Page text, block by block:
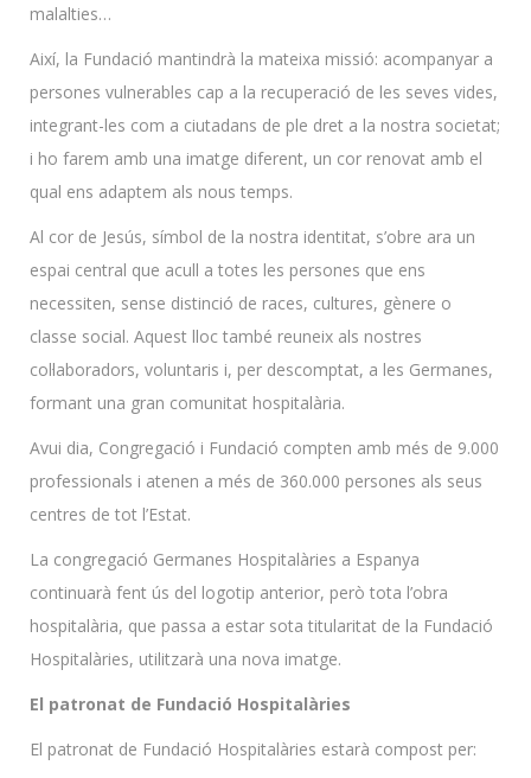
malalties…
Així, la Fundació mantindrà la mateixa missió: acompanyar a
persones vulnerables cap a la recuperació de les seves vides,
integrant-les com a ciutadans de ple dret a la nostra societat;
i ho farem amb una imatge diferent, un cor renovat amb el
qual ens adaptem als nous temps.
Al cor de Jesús, símbol de la nostra identitat, s’obre ara un
espai central que acull a totes les persones que ens
necessiten, sense distinció de races, cultures, gènere o
classe social. Aquest lloc també reuneix als nostres
col·laboradors, voluntaris i, per descomptat, a les Germanes,
formant una gran comunitat hospitalària.
Avui dia, Congregació i Fundació compten amb més de 9.000
professionals i atenen a més de 360.000 persones als seus
centres de tot l’Estat.
La congregació Germanes Hospitalàries a Espanya
continuarà fent ús del logotip anterior, però tota l’obra
hospitalària, que passa a estar sota titularitat de la Fundació
Hospitalàries, utilitzarà una nova imatge.
El patronat de Fundació Hospitalàries
El patronat de Fundació Hospitalàries estarà compost per: